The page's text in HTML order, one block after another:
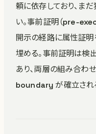
頼に依存しており、ま
い。事前証明（pre-
開示の経路に属性証明
埋める。事前証明は検
あり、両層の組み合
boundary が確立され